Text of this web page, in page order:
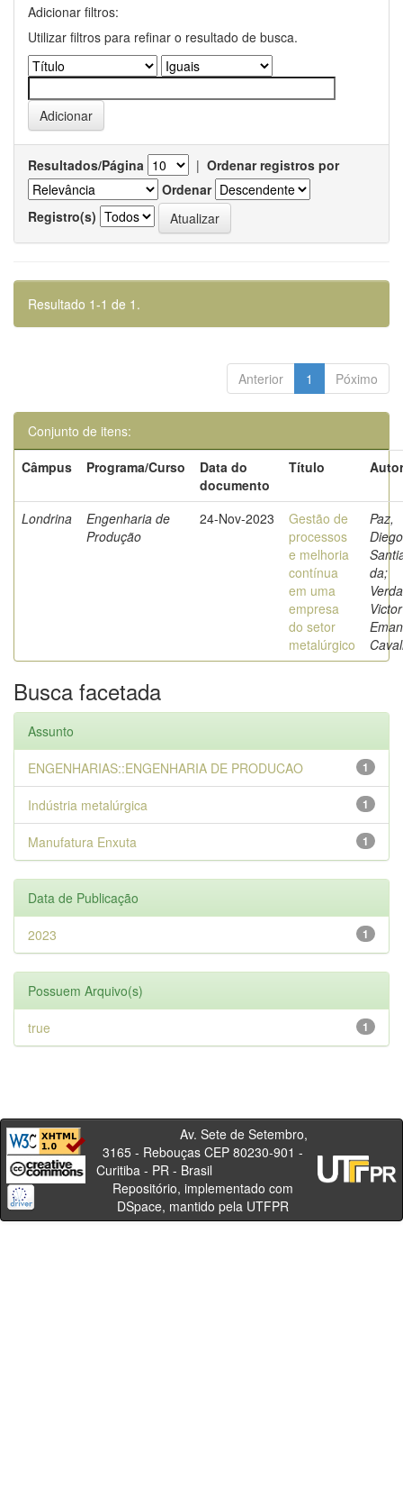
Adicionar filtros:
Utilizar filtros para refinar o resultado de busca.
Resultados/Página | Ordenar registros por
Ordenar
Registro(s)
Resultado 1-1 de 1.
Anterior 1 Póximo
Conjunto de itens:
Câmpus
Programa/Curso
Data do
documento
Título
Londrina
Engenharia de
Produção
24-Nov-2023
Gestão de
processos
e melhoria
contínua
em uma
empresa
do setor
metalúrgico
Paz,
Diego
da;
Victor
Busca facetada
Assunto
1
ENGENHARIAS::ENGENHARIA DE PRODUCAO
1
Indústria metalúrgica
1
Manufatura Enxuta
Data de Publicação
1
2023
Possuem Arquivo(s)
1
true
Av. Sete de Setembro,
3165 - Rebouças CEP 80230-901 -
Curitiba - PR - Brasil
Repositório, implementado com
DSpace, mantido pela UTFPR